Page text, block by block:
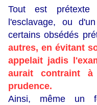
Tout est
l'esclavage, ou
certains obsédés
autres, en évitant
appelait jadis
aurait contraint
prudence.
Ainsi, même un